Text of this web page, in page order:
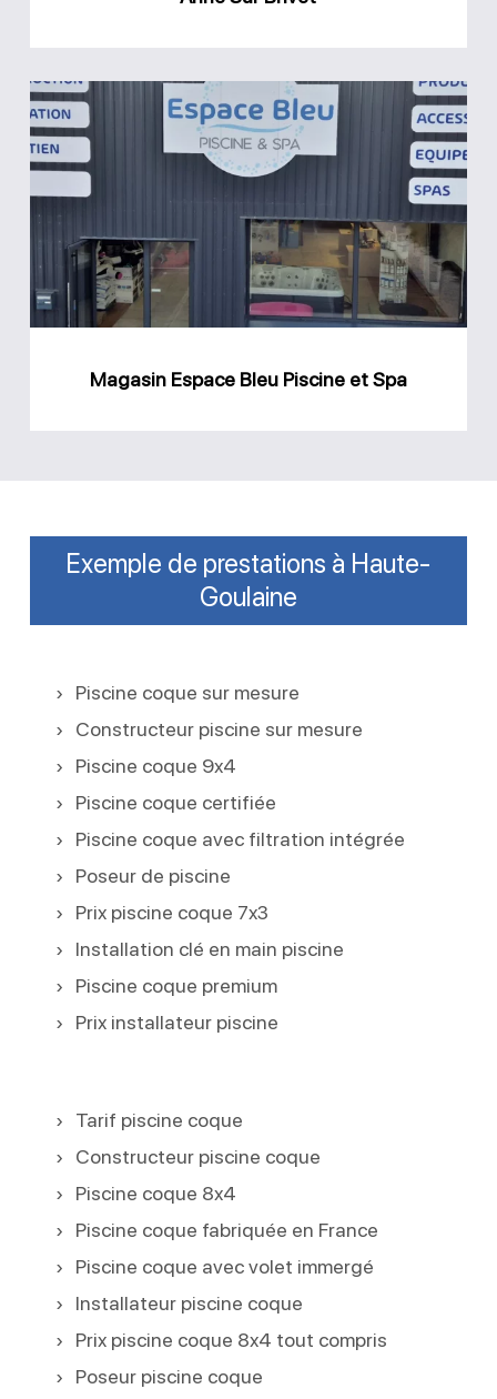
Magasin
Espace
Bleu
et
Spa
Magasin Espace Bleu Piscine et Spa
Exemple de prestations à Haute-
Goulaine
Piscine coque sur mesure
Constructeur piscine sur mesure
Piscine coque 9x4
Piscine coque certifiée
Piscine coque avec filtration intégrée
Poseur de piscine
Prix piscine coque 7x3
Installation clé en main piscine
Piscine coque premium
Prix installateur piscine
Tarif piscine coque
Constructeur piscine coque
Piscine coque 8x4
Piscine coque fabriquée en France
Piscine coque avec volet immergé
Installateur piscine coque
Prix piscine coque 8x4 tout compris
Poseur piscine coque